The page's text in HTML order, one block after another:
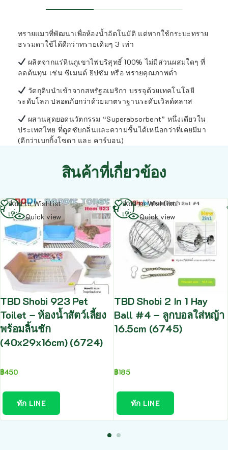
ทรายแมวที่พัฒนาเพื่อห้องน้ำอัตโนมัติ แต่หากใช้กระบะทราย
ธรรมดาใช้ได้ดีกว่าทรายเดิมๆ 3 เท่า
ผลิตจากแร่หินภูเขาไฟบริสุทธิ์ 100% ไม่มีส่วนผสมใดๆ ที่
ลดต้นทุน เช่น ซีเมนต์ ยิปซัม หรือ ทรายคุณภาพต่ำ
วัตถุดิบนำเข้าจากสหรัฐอเมริกา บรรจุด้วยเทคโนโลยี
ระดับโลก ปลอดภัยกว่าด้วยมาตราฐานระดับเวิลด์คลาส
ผสานสุดยอดนวัตกรรม “Superabsorbent” หนึ่งเดียวใน
ประเทศไทย ที่ดูดซับกลิ่นและความชื้นได้เหนือกว่าที่เคยมีมา
(ดีกว่าเบกกิ้งโซดา และ คาร์บอน)
สินค้าที่เกี่ยวข้อง
Add to Wishlist
Quick view
TBD Shobi 923 Pet
Toilet – ห้องน้ำสัตว์เลี้ยง
พร้อมลิ้นชัก
(40x29x16cm) (6724)
฿450
ทัก LINE
อ่าน
เพิ่ม
Add to Wishlist
Quick view
TBD Shobi 2 In 1 Hay
Ball #4 – ลูกบอลใส่หญ้า
16.5cm (6745)
฿185
ทัก LINE
อ่าน
เพิ่ม